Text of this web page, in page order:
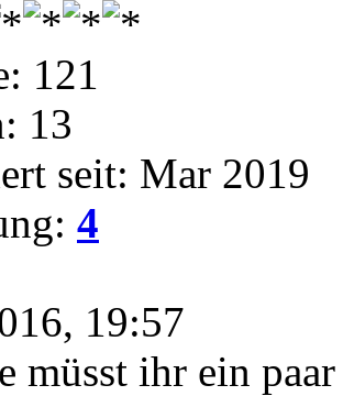
121
13
seit: Mar 2019
4
19:57
müsst ihr ein